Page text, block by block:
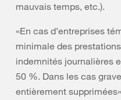
mauvais temps, etc.).
«En cas d’entreprises
minimale des
indemnités journalières
50 %. Dans les cas
entièrement